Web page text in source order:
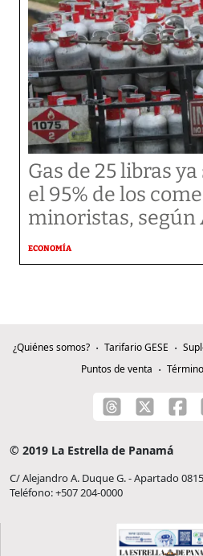
Gas de 25 libras
el 95% de los
minoristas, según
ECONOMÍA
¿Quiénes somos? Tarifario GESE
Puntos de venta
© 2019 La Estrella de Panamá
C/ Alejandro A. Duque G. - Apartado
Teléfono: +507 204-0000